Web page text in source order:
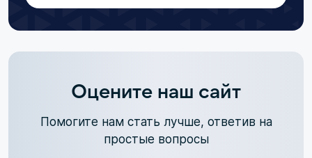
Оцените наш сайт
Помогите нам стать лучше, ответив на
простые вопросы